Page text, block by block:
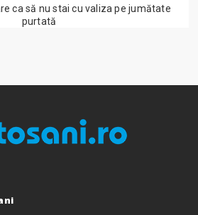
ca să nu stai cu valiza pe jumătate
purtată